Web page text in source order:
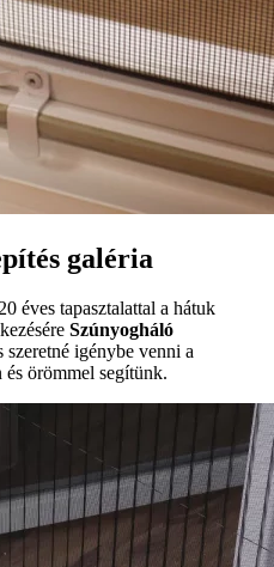
galéria
éves tapasztalattal a hátuk
Szúnyogháló
szeretné igénybe venni a
örömmel segítünk.